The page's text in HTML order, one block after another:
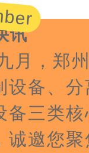
讯
月，郑
设备、
备三类
诚邀您